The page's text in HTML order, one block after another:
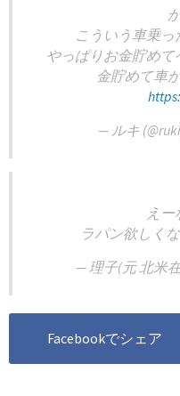
こういう車乗っ
やっぱりお金貯め
金貯めて車
— ルキ
え
ラパン欲しく
— 理子(元 北米
Facebookでシェア